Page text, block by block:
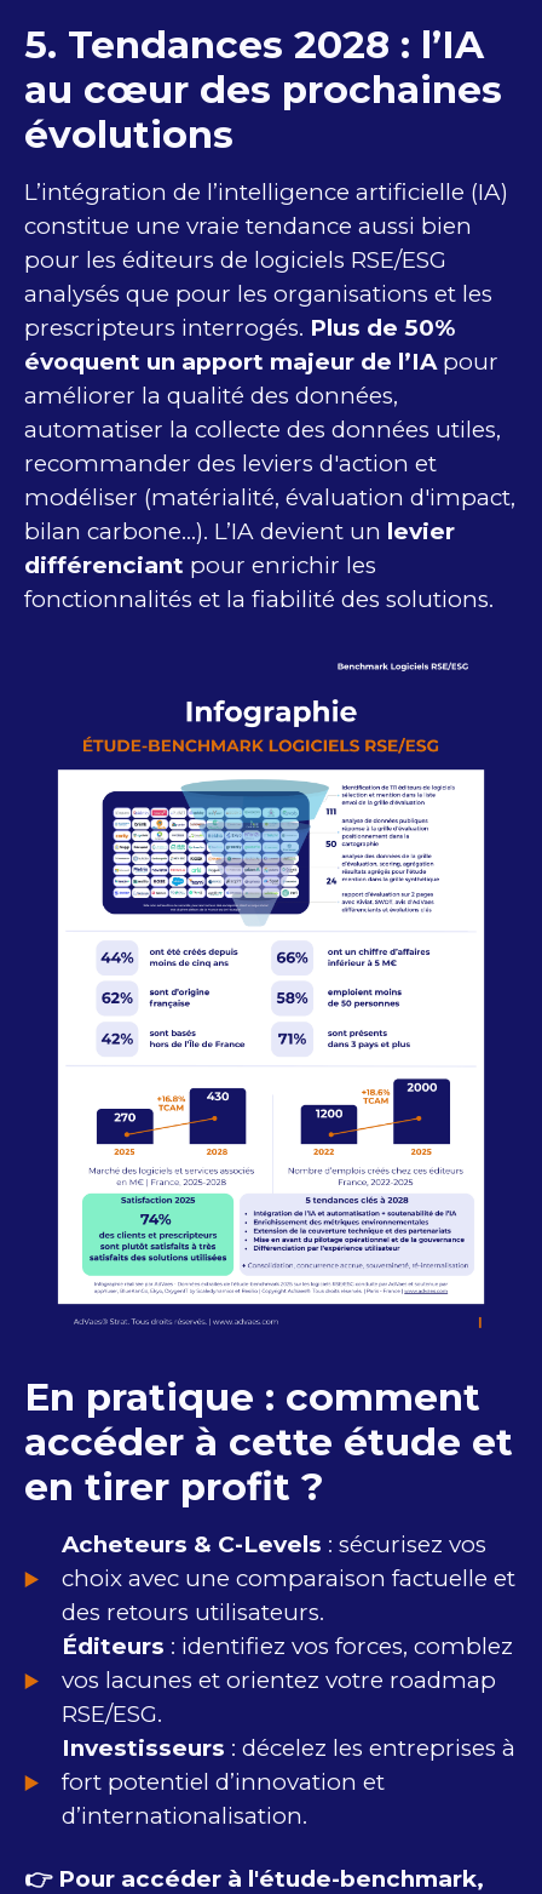
5. Tendances 2028 : l’IA
au cœur des prochaines
évolutions
L’intégration de l’intelligence artificielle (IA)
constitue une vraie tendance aussi bien
pour les éditeurs de logiciels RSE/ESG
analysés que pour les organisations et les
prescripteurs interrogés. Plus de 50%
évoquent un apport majeur de l’IApour
améliorer la qualité des données,
automatiser la collecte des données utiles,
recommander des leviers d'action et
modéliser (matérialité, évaluation d'impact,
bilan carbone...). L’IA devient un levier
différenciant pour enrichir les
fonctionnalités et la fiabilité des solutions.
En pratique : comment
accéder à cette étude et
en tirer profit ?
Acheteurs & C-Levels : sécurisez vos
choix avec une comparaison factuelle et
des retours utilisateurs.
Éditeurs : identifiez vos forces, comblez
vos lacunes et orientez votre roadmap
RSE/ESG.
Investisseurs : décelez les entreprises à
fort potentiel d’innovation et
d’internationalisation.
👉 Pour accéder à l'étude-benchmark,